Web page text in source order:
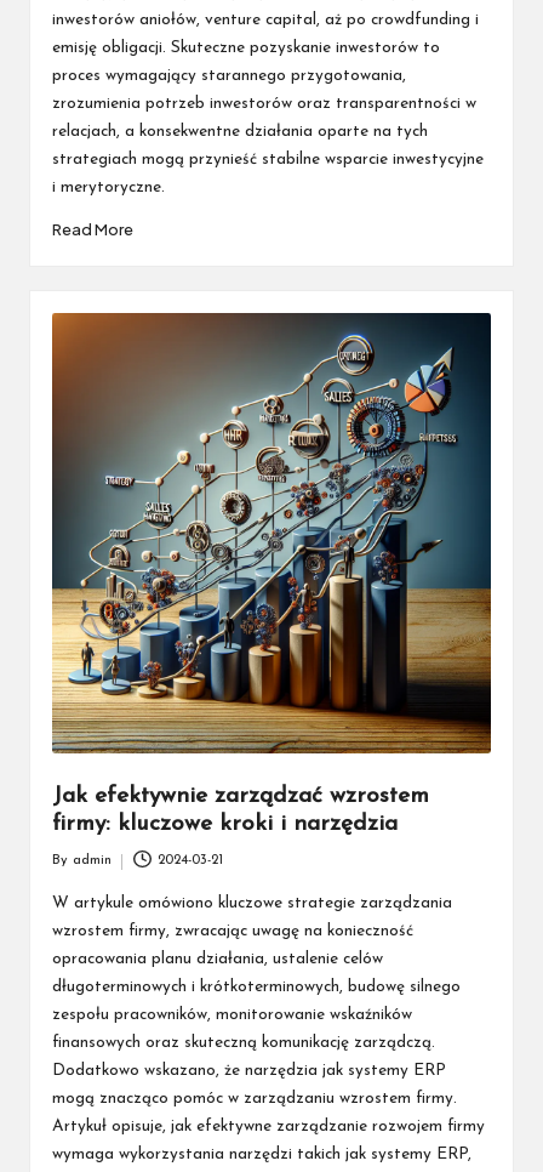
inwestorów aniołów, venture capital, aż po crowdfunding i
emisję obligacji. Skuteczne pozyskanie inwestorów to
proces wymagający starannego przygotowania,
zrozumienia potrzeb inwestorów oraz transparentności w
relacjach, a konsekwentne działania oparte na tych
strategiach mogą przynieść stabilne wsparcie inwestycyjne
i merytoryczne.
Read More
Jak efektywnie zarządzać wzrostem
firmy: kluczowe kroki i narzędzia
by
By admin 2024-03-21
W artykule omówiono kluczowe strategie zarządzania
wzrostem firmy, zwracając uwagę na konieczność
opracowania planu działania, ustalenie celów
długoterminowych i krótkoterminowych, budowę silnego
zespołu pracowników, monitorowanie wskaźników
finansowych oraz skuteczną komunikację zarządczą.
Dodatkowo wskazano, że narzędzia jak systemy ERP
mogą znacząco pomóc w zarządzaniu wzrostem firmy.
Artykuł opisuje, jak efektywne zarządzanie rozwojem firmy
wymaga wykorzystania narzędzi takich jak systemy ERP,